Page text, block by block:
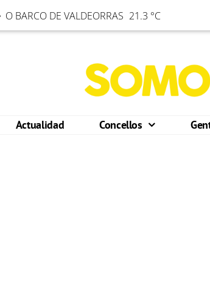
O BARCO DE VALDEORRAS 21.3 °C
Actualidad Concellos